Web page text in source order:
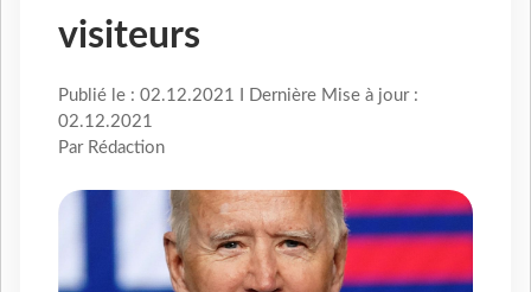
visiteurs
Publié le : 02.12.2021 I Dernière Mise à jour :
02.12.2021
Par Rédaction